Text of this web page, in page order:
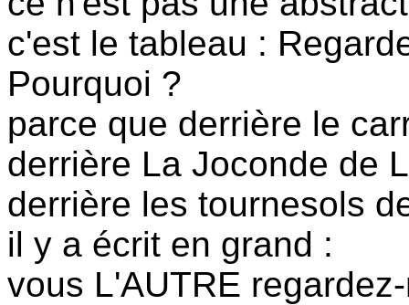
c'est le tableau :
Pourquoi ?
parce que derrière le
derrière La Joconde de
derrière les tournesols
il y a écrit en grand :
vous L'AUTRE